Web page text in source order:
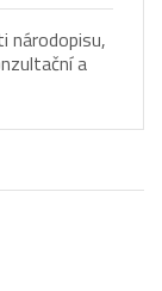
národopisu,
a